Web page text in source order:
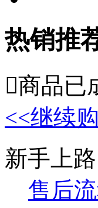
热销推
商品已
<<继续
新手上路
售后